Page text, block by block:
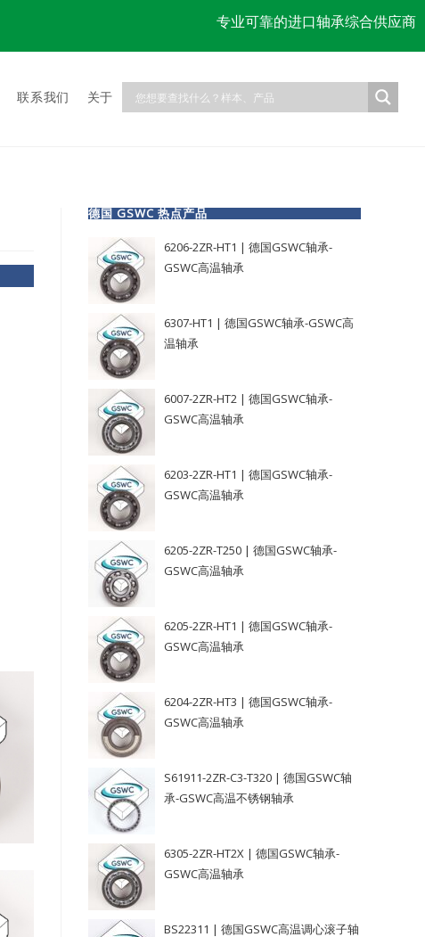
专业可靠的进口轴承综合供应商
联系我们 关于
德国 GSWC 热点产品
6206-2ZR-HT1 | 德国GSWC轴承-
GSWC高温轴承
6307-HT1 | 德国GSWC轴承-GSWC高
温轴承
6007-2ZR-HT2 | 德国GSWC轴承-
GSWC高温轴承
6203-2ZR-HT1 | 德国GSWC轴承-
GSWC高温轴承
6205-2ZR-T250 | 德国GSWC轴承-
GSWC高温轴承
6205-2ZR-HT1 | 德国GSWC轴承-
GSWC高温轴承
6204-2ZR-HT3 | 德国GSWC轴承-
GSWC高温轴承
S61911-2ZR-C3-T320 | 德国GSWC轴
承-GSWC高温不锈钢轴承
6305-2ZR-HT2X | 德国GSWC轴承-
GSWC高温轴承
BS22311 | 德国GSWC高温调心滚子轴